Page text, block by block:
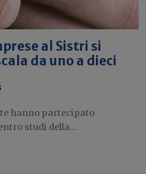
al Sistri si
da uno a dieci
hanno partecipato
studi della...